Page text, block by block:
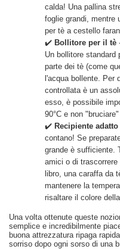
calda! Una pallina
foglie grandi, mentre
per tè a cestello
✔️ Bollitore per il tè
Un bollitore standard
parte dei tè (come
l'acqua bollente. Per
controllata è un
esso, è possibile
90°C e non
✔️ Recipiente adatto
contano! Se
grande è sufficiente.
amici o di
libro, una caraffa da
mantenere la
risaltare il colore
Una volta ottenute queste
semplice e incredibilmente
buona attrezzatura ripaga
sorriso dopo ogni sorso di una